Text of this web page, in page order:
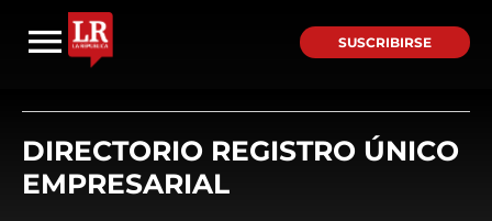
SUSCRIBIRSE
DIRECTORIO REGISTRO ÚNICO
EMPRESARIAL